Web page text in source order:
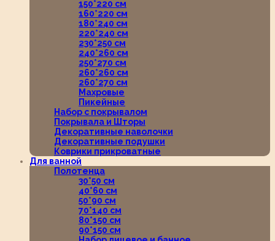
150*220 см
160*220 см
180*240 см
220*240 см
230*250 см
240*260 см
250*270 см
260*260 см
260*270 см
Махровые
Пикейные
Набор с покрывалом
Покрывала и Шторы
Декоративные наволочки
Декоративные подушки
Коврики прикроватные
Для ванной
Полотенца
30*50 см
40*60 см
50*90 см
70*140 см
80*150 см
90*150 см